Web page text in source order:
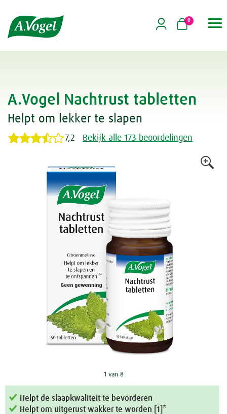
0 
A.Vogel Nachtrust tabletten
Helpt om lekker te slapen
7,2 Bekijk alle 173 beoordelingen
1 van 8
Helpt de slaapkwaliteit te bevorderen
Helpt om uitgerust wakker te worden [1]*